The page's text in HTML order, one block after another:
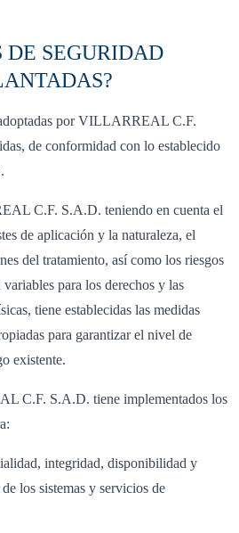
DE SEGURIDAD
por VILLARREAL C.F.
de conformidad con lo establecido
C.F. S.A.D. teniendo en cuenta el
de aplicación y la naturaleza, el
del tratamiento, así como los riesgos
para los derechos y las
tiene establecidas las medidas
para garantizar el nivel de
existente.
C.F. S.A.D. tiene implementados los
integridad, disponibilidad y
los sistemas y servicios de